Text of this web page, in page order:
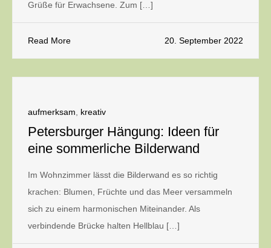
Grüße für Erwachsene. Zum […]
Read More 20. September 2022
aufmerksam kreativ
Petersburger Hängung: Ideen für
eine sommerliche Bilderwand
Im Wohnzimmer lässt die Bilderwand es so richtig
krachen: Blumen, Früchte und das Meer versammeln
sich zu einem harmonischen Miteinander. Als
verbindende Brücke halten Hellblau […]